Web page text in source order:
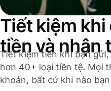
Tiết kiệm
tiền và nhận
Tiết kiệm tiền khi bạn
hơn 40+ loại tiền tệ. Mọi
khoản, bất cứ khi nào